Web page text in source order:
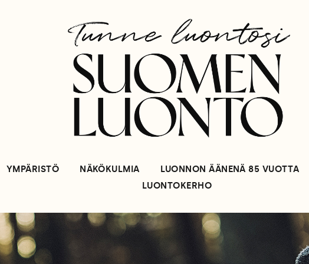
YMPÄRISTÖ NÄKÖKULMIA
LUONNON ÄÄNENÄ 85 VUOTTA
LUONTOKERHO